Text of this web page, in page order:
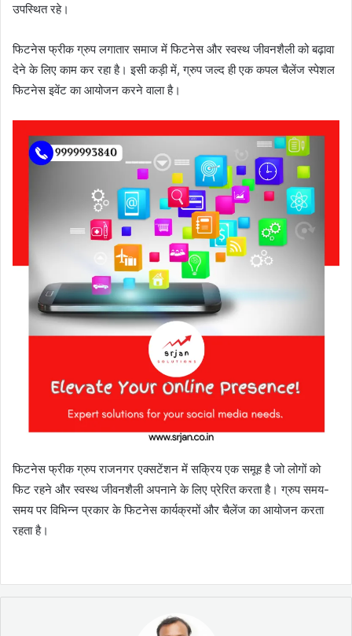
उपस्थित रहे।
फिटनेस फ्रीक ग्रुप लगातार समाज में फिटनेस और स्वस्थ जीवनशैली को बढ़ावा
देने के लिए काम कर रहा है। इसी कड़ी में, ग्रुप जल्द ही एक कपल चैलेंज स्पेशल
फिटनेस इवेंट का आयोजन करने वाला है।
फिटनेस फ्रीक ग्रुप राजनगर एक्सटेंशन में सक्रिय एक समूह है जो लोगों को
फिट रहने और स्वस्थ जीवनशैली अपनाने के लिए प्रेरित करता है। ग्रुप समय-
समय पर विभिन्न प्रकार के फिटनेस कार्यक्रमों और चैलेंज का आयोजन करता
रहता है।